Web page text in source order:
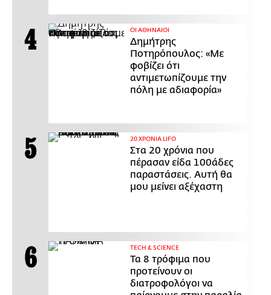
ΟΙ ΑΘΗΝΑΙΟΙ
Δημήτρης
Ποτηρόπουλος: «Με
φοβίζει ότι
αντιμετωπίζουμε την
πόλη με αδιαφορία»
20 ΧΡΟΝΙΑ LIFO
Στα 20 χρόνια που
πέρασαν είδα 100άδες
παραστάσεις. Αυτή θα
μου μείνει αξέχαστη
ΤECH & SCIENCE
Τα 8 τρόφιμα που
προτείνουν οι
διατροφολόγοι να